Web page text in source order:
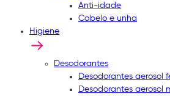
Anti-idade
Cabelo e unha
Higiene
Desodorantes
Desodorantes aerosol
Desodorantes aerosol